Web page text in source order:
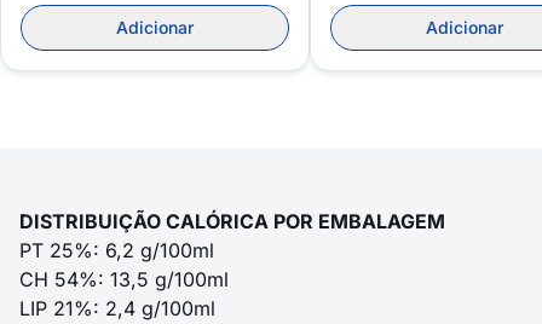
Adicionar Adicionar
DISTRIBUIÇÃO CALÓRICA POR EMBALAGEM
PT 25%: 6,2 g/100ml
CH 54%: 13,5 g/100ml
LIP 21%: 2,4 g/100ml